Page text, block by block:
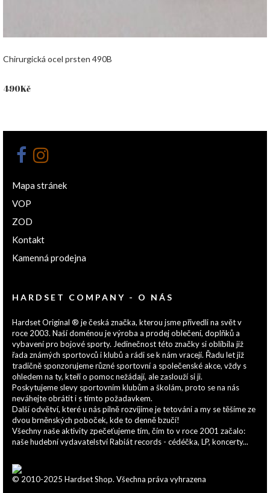
Chirurgická ocel prsten 490B
490Kč
Mapa stránek
VOP
ZOD
Kontakt
Kamenná prodejna
HARDSET COMPANY - O NÁS
Hardset Original ® je česká značka, kterou jsme přivedli na svět v
roce 2003. Naší doménou je výroba a prodej oblečení, doplňků a
vybavení pro bojové sporty. Jedinečnost této značky si oblíbila již
řada známých sportovců i klubů a rádi se k nám vracejí. Řadu let již
tradičně sponzorujeme různé sportovní a společenské akce, vždy s
ohledem na ty, kteří o pomoc nežádají, ale zaslouží si ji.
Poskytujeme slevy sportovním klubům a školám, proto se na nás
neváhejte obrátit i s tímto požadavkem.
Další odvětví, které u nás pilně rozvíjíme je tetování a my se těšíme ze
dvou brněnských poboček, kde to denně bzučí!
Všechny naše aktivity zpečeťujeme tím, čím to v roce 2001 začalo:
naše hudební vydavatelství Rabiát records - cédéčka, LP, koncerty...
© 2010-2025 Hardset Shop. Všechna práva vyhrazena